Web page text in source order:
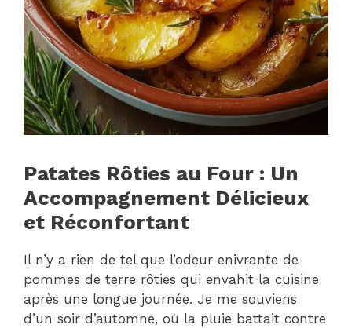
Patates Rôties au Four : Un
Accompagnement Délicieux
et Réconfortant
Il n’y a rien de tel que l’odeur enivrante de
pommes de terre rôties qui envahit la cuisine
après une longue journée. Je me souviens
d’un soir d’automne, où la pluie battait contre